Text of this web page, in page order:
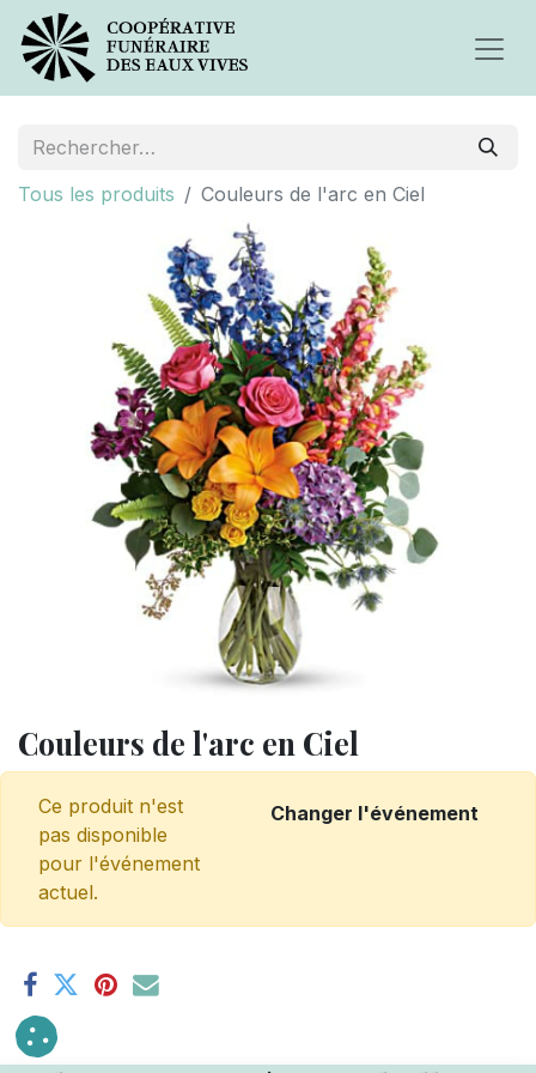
Tous les produits Couleurs de l'arc en Ciel
Couleurs de l'arc en Ciel
Ce produit n'est
pas disponible
pour l'événement
actuel.
Changer l'événement